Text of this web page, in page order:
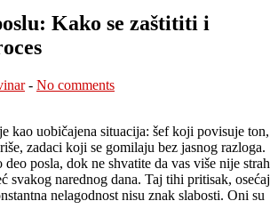
Kako se zaštititi i
- No comments
kao uobičajena situacija: šef koji povisuje ton,
zadaci koji se gomilaju bez jasnog razloga.
posla, dok ne shvatite da vas više nije strah
svakog narednog dana. Taj tihi pritisak, osećaj
nelagodnost nisu znak slabosti. Oni su